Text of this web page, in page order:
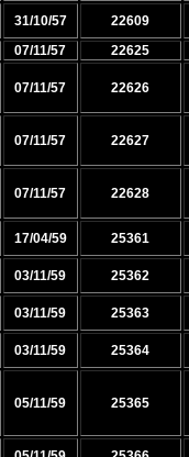
31/10/57
22609
07/11/57 22625
07/11/57 22626
07/11/57 22627
07/11/57 22628
17/04/59 25361
03/11/59 25362
03/11/59 25363
03/11/59 25364
05/11/59 25365